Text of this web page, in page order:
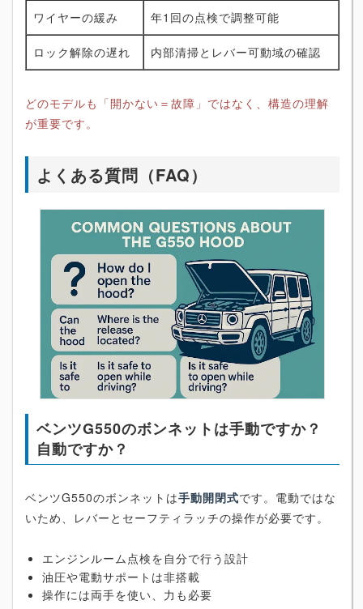
ワイヤーの緩み 年1回の点検で調整可能
ロック解除の遅れ 内部清掃とレバー可動域の確認
どのモデルも「開かない＝故障」ではなく、構造の理解
が重要です。
よくある質問（FAQ）
ベンツG550のボンネットは手動ですか？
自動ですか？
ベンツG550のボンネットは手動開閉式です。電動ではな
いため、レバーとセーフティラッチの操作が必要です。
エンジンルーム点検を自分で行う設計
油圧や電動サポートは非搭載
操作には両手を使い、力も必要